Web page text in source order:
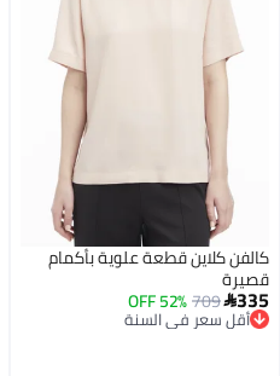
كالفن كلاين قطعة علوية بأكمام
قصيرة
335
709
52% OFF
أقل سعر في السنة
توصيل مجاني
أقل سعر في السنة